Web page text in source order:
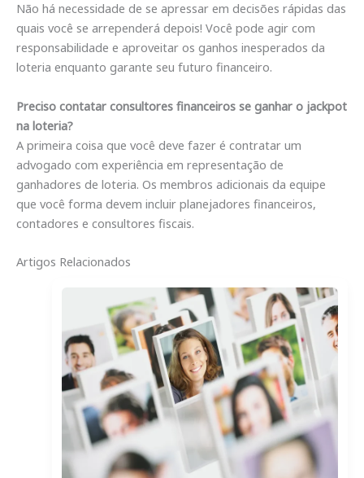
Não há necessidade de se apressar em decisões rápidas das
quais você se arrependerá depois! Você pode agir com
responsabilidade e aproveitar os ganhos inesperados da
loteria enquanto garante seu futuro financeiro.
Preciso contatar consultores financeiros se ganhar o jackpot
na loteria?
A primeira coisa que você deve fazer é contratar um
advogado com experiência em representação de
ganhadores de loteria. Os membros adicionais da equipe
que você forma devem incluir planejadores financeiros,
contadores e consultores fiscais.
Artigos Relacionados